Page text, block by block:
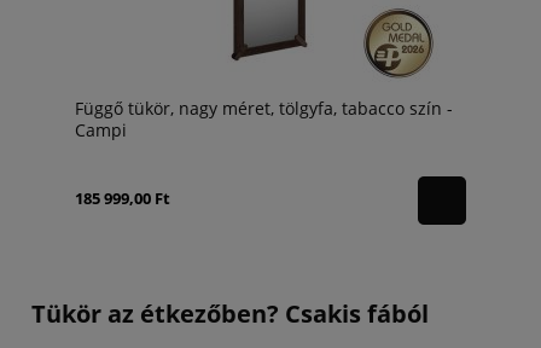
Függő tükör, nagy méret, tölgyfa, tabacco szín -
Campi
185 999,00 Ft
Tükör az étkezőben? Csakis fából